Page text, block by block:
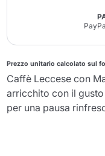
Prezzo unitario calcolato sul
Caffè Leccese con
arricchito con il
per una pausa